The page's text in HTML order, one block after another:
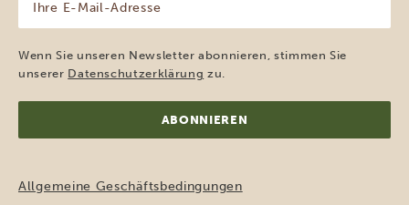
Mail-
Adresse
(erforderlich)
Wenn Sie unseren Newsletter abonnieren, stimmen Sie
unserer Datenschutzerklärung zu.
Allgemeine Geschäftsbedingungen